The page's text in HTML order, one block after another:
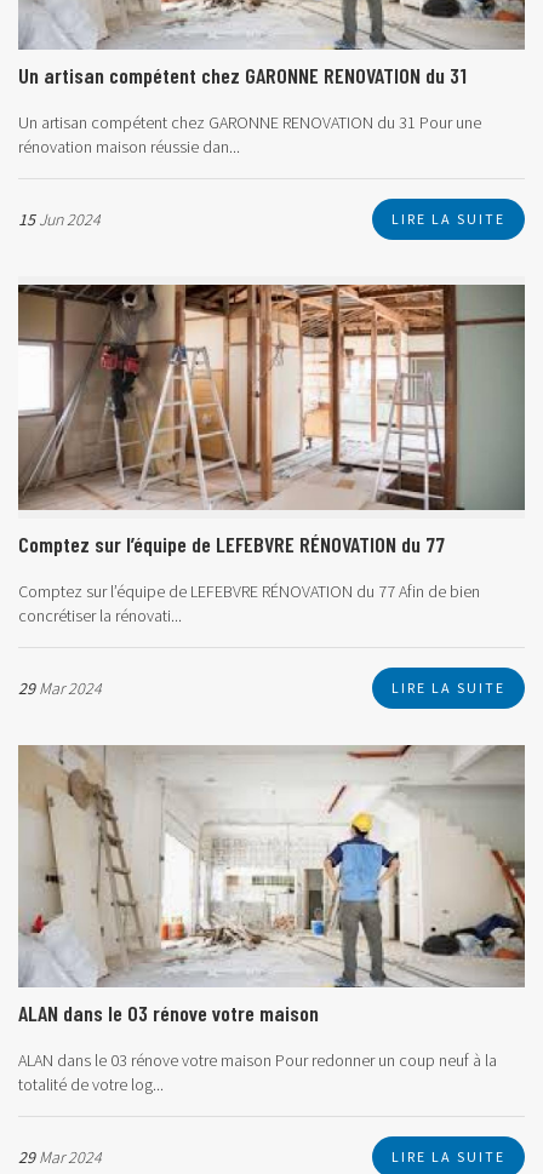
Un artisan compétent chez GARONNE RENOVATION du 31
Un artisan compétent chez GARONNE RENOVATION du 31 Pour une
rénovation maison réussie dan...
15Jun 2024 LIRE LA SUITE
Comptez sur l’équipe de LEFEBVRE RÉNOVATION du 77
Comptez sur l’équipe de LEFEBVRE RÉNOVATION du 77Afin de bien
concrétiser la rénovati...
29Mar 2024 LIRE LA SUITE
ALAN dans le 03 rénove votre maison
ALAN dans le 03 rénove votre maison Pour redonner un coup neuf à la
totalité de votre log...
29Mar 2024 LIRE LA SUITE